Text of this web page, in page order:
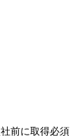
前に取得必須